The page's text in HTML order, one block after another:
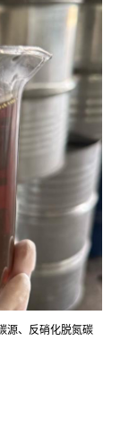
源、反硝化脱氮碳